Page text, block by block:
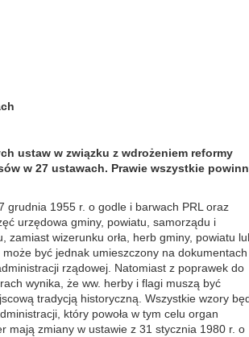
ustaw w związku z wdrożeniem reformy
w 27 ustawach. Prawie wszystkie
grudnia 1955 r. o godle i barwach PRL oraz
urzędowa gminy, powiatu, samorządu i
wizerunku orła, herb gminy, powiatu
być jednak umieszczony na dokumentach
rządowej. Natomiast z poprawek do
wynika, że ww. herby i flagi muszą być
tradycją historyczną. Wszystkie wzory
który powoła w tym celu organ
mają zmiany w ustawie z 31 stycznia 1980 r. o